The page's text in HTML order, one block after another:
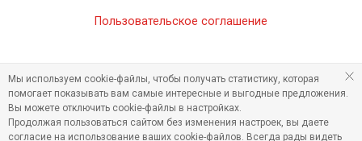
Пользовательское соглашение
Мы используем cookie-файлы, чтобы получать статистику, которая
помогает показывать вам самые интересные и выгодные предложения.
Вы можете отключить cookie-файлы в настройках.
Продолжая пользоваться сайтом без изменения настроек, вы даете
согласие на использование ваших cookie-файлов. Всегда рады видеть